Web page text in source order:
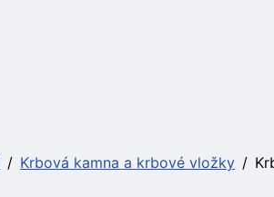
Krbová kamna a krbové vložky